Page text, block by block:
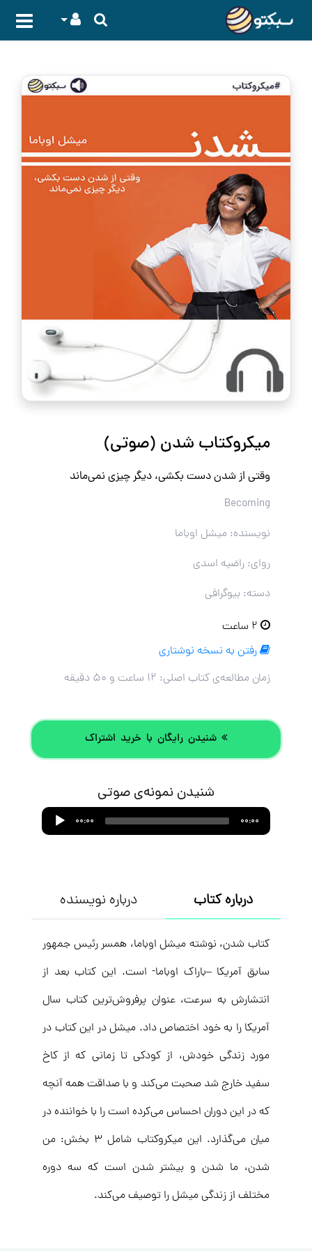
میکروکتاب شدن (صوتی)
وقتی از شدن دست بکشی، دیگر چیزی نمی‌ماند
Becoming
نویسنده: میشل اوباما
روای: راضیه اسدی
دسته: بیوگرافی
رفتن به نسخه نوشتاری
زمان مطالعه‌ی کتاب اصلی: ۱۲ ساعت و ۵۰ دقیقه
شنیدن رایگان با خرید اشتراک
شنیدن نمونه‌ی صوتی
Audio
Player
00:00 00:00
درباره کتاب درباره نویسنده
کتاب شدن، نوشته‌ میشل اوباما، همسر رئیس جمهور
سابق آمریکا –باراک اوباما- است. این کتاب بعد از
انتشارش به سرعت، عنوان پرفروش‌ترین کتاب‌ سال
آمریکا را به خود اختصاص داد. میشل در این کتاب در
مورد زندگی خودش، از کودکی تا زمانی که از کاخ
سفید خارج شد صحبت می‌کند و با صداقت همه آنچه
که در این دوران احساس می‌کرده است را با خواننده در
میان می‌گذارد. این میکروکتاب شامل ۳ بخش: من
شدن، ما شدن و بیشتر شدن است که سه دوره
مختلف از زندگی میشل را توصیف می‌کند.